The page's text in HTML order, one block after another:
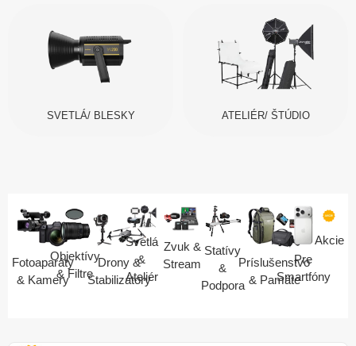
SVETLÁ/ BLESKY ATELIÉR/ ŠTÚDIO
Fotoaparáty
& Kamery
Objektívy
& Filtre
Drony &
Stabilizátory
Svetlá
&
Ateliér
Zvuk &
Stream
Statívy
&
Podpora
Príslušenstvo
& Pamäte
Pre
Smartfóny
Akcie